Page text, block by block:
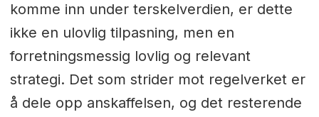
komme inn under terskelverdien, er dette
ikke en ulovlig tilpasning, men en
forretningsmessig lovlig og relevant
strategi. Det som strider mot regelverket er
å dele opp anskaffelsen, og det resterende